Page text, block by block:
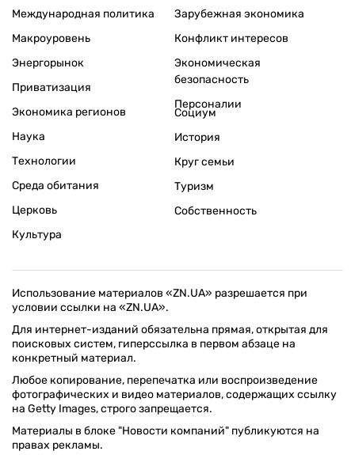
Международная политика
Макроуровень
Энергорынок
Приватизация
Экономика регионов
Зарубежная экономика
Конфликт интересов
Экономическая
безопасность
Персоналии
Наука
Технологии
Среда обитания
Церковь
Культура
Социум
История
Круг семьи
Туризм
Собственность
Использование материалов «ZN.UA» разрешается при
условии ссылки на «ZN.UA».
Для интернет-изданий обязательна прямая, открытая для
поисковых систем, гиперссылка в первом абзаце на
конкретный материал.
Любое копирование, перепечатка или воспроизведение
фотографических и видео материалов, содержащих ссылку
на Getty Images, строго запрещается.
Материалы в блоке "Новости компаний" публикуются на
правах рекламы.